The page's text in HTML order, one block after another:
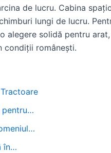
de lucru. Cabina
lungi de lucru.
alegere solidă pentru
condiții românești.
pentru…
în…